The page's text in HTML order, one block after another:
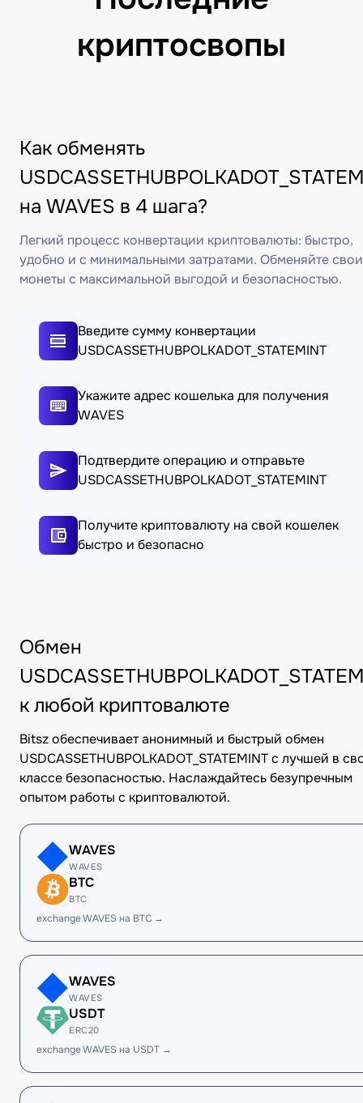
криптосвопы
Как обменять
на WAVES в 4 шага?
Легкий процесс конвертации криптовалюты: быстро,
удобно и с минимальными затратами. Обменяйте свои
монеты с максимальной выгодой и безопасностью.
Введите сумму конвертации
USDCASSETHUBPOLKADOT_STATEMINT
Укажите адрес кошелька для получения
WAVES
Подтвердите операцию и отправьте
USDCASSETHUBPOLKADOT_STATEMINT
Получите криптовалюту на свой кошелек
быстро и безопасно
Обмен
к любой криптовалюте
Bitsz обеспечивает анонимный и быстрый обмен
USDCASSETHUBPOLKADOT_STATEMINT с лучшей в
классе безопасностью. Наслаждайтесь безупречным
опытом работы с криптовалютой.
WAVES
WAVES
BTC
BTC
exchange WAVES на BTC →
WAVES
WAVES
USDT
ERC20
exchange WAVES на USDT →